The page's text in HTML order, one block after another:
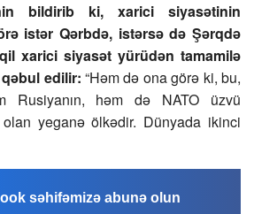
bildirib ki, xarici siyasətinin
istər Qərbdə, istərsə də Şərqdə
xarici siyasət yürüdən tamamilə
edilir: “Həm də ona görə ki, bu,
Rusiyanın, həm də NATO üzvü
yeganə ölkədir. Dünyada ikinci
səhifəmizə abunə olun